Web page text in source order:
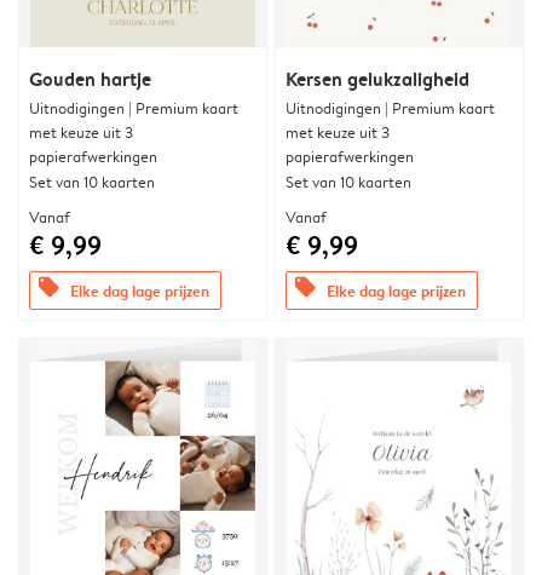
Gouden hartje
Uitnodigingen | Premium kaart
met keuze uit 3
papierafwerkingen
Set van 10 kaarten
Vanaf
€ 9,99
offers Elke dag lage prijzen
Kersen gelukzaligheid
Uitnodigingen | Premium kaart
met keuze uit 3
papierafwerkingen
Set van 10 kaarten
Vanaf
€ 9,99
offers Elke dag lage prijzen